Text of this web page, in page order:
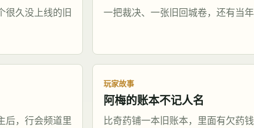
很久没上线的旧
一把裁决、一张旧回城卷，还有当
后，行会频道里
玩家故事
阿梅的账本不记人名
比奇药铺一本旧账本，里面有欠药